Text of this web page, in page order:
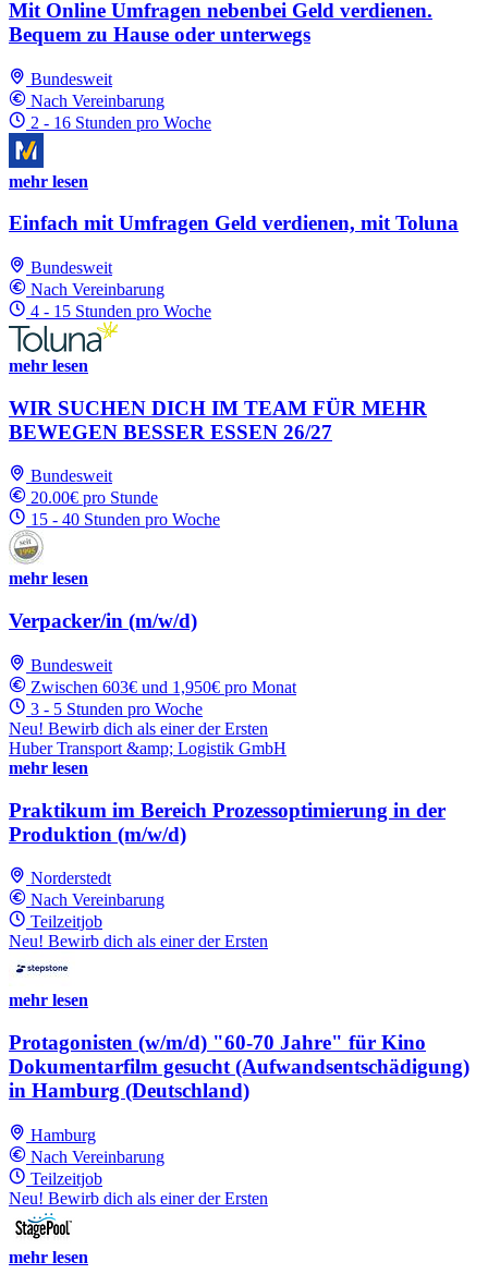
Mit Online Umfragen nebenbei Geld verdienen.
Bequem zu Hause oder unterwegs
Bundesweit
Nach Vereinbarung
2 - 16 Stunden pro Woche
mehr lesen
Einfach mit Umfragen Geld verdienen, mit Toluna
Bundesweit
Nach Vereinbarung
4 - 15 Stunden pro Woche
mehr lesen
WIR SUCHEN DICH IM TEAM FÜR MEHR
BEWEGEN BESSER ESSEN 26/27
Bundesweit
20.00€ pro Stunde
15 - 40 Stunden pro Woche
mehr lesen
Verpacker/in (m/w/d)
Bundesweit
Zwischen 603€ und 1,950€ pro Monat
3 - 5 Stunden pro Woche
Neu! Bewirb dich als einer der Ersten
Huber Transport &amp; Logistik GmbH
mehr lesen
Praktikum im Bereich Prozessoptimierung in der
Produktion (m/w/d)
Norderstedt
Nach Vereinbarung
Teilzeitjob
Neu! Bewirb dich als einer der Ersten
mehr lesen
Protagonisten (w/m/d) "60-70 Jahre" für Kino
Dokumentarfilm gesucht (Aufwandsentschädigung)
in Hamburg (Deutschland)
Hamburg
Nach Vereinbarung
Teilzeitjob
Neu! Bewirb dich als einer der Ersten
mehr lesen